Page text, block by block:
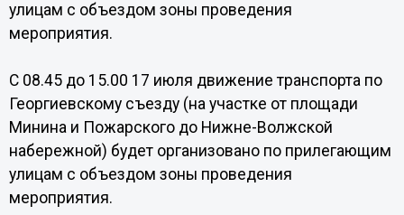
улицам с объездом зоны проведения
мероприятия.
С 08.45 до 15.00 17 июля движение транспорта по
Георгиевскому съезду (на участке от площади
Минина и Пожарского до Нижне-Волжской
набережной) будет организовано по прилегающим
улицам с объездом зоны проведения
мероприятия.